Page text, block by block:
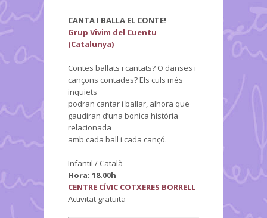
CANTA I BALLA EL CONTE!
Grup Vivim del Cuentu
(Catalunya)
Contes ballats i cantats? O danses i
cançons contades? Els culs més
inquiets
podran cantar i ballar, alhora que
gaudiran d’una bonica història
relacionada
amb cada ball i cada cançó.
Infantil / Català
Hora: 18.00h
CENTRE CÍVIC COTXERES BORRELL
Activitat gratuïta